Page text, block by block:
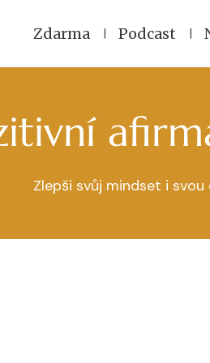
Zdarma Podcast
Zlepši svůj mindset i